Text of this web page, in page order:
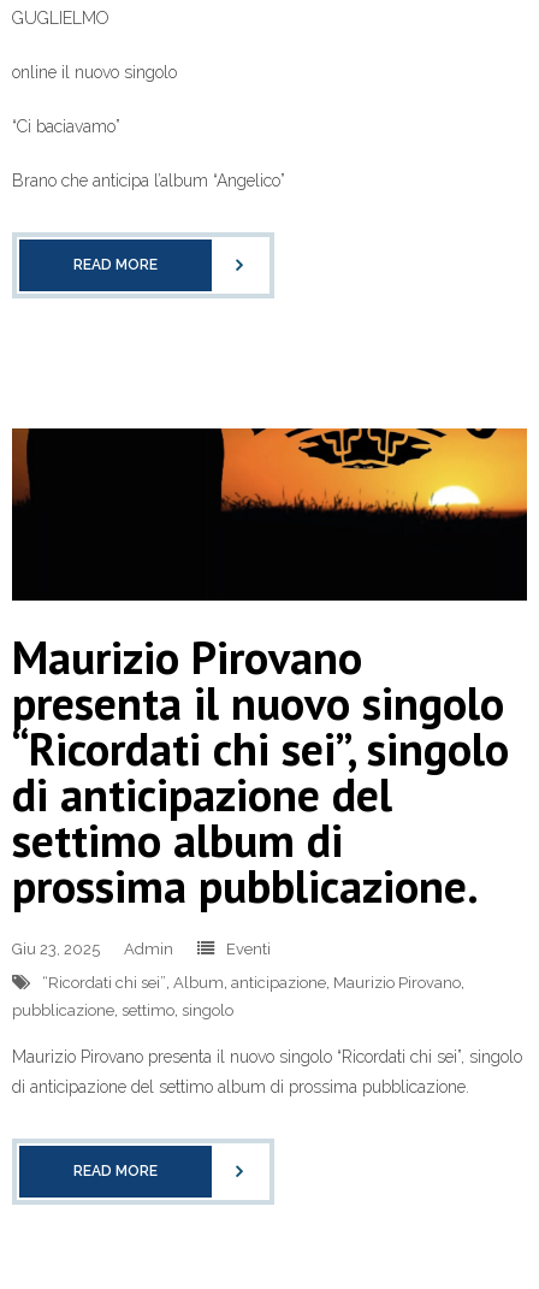
GUGLIELMO
online il nuovo singolo
“Ci baciavamo”
Brano che anticipa l’album “Angelico”
READ MORE
Maurizio Pirovano
presenta il nuovo singolo
“Ricordati chi sei”, singolo
di anticipazione del
settimo album di
prossima pubblicazione.
Giu 23, 2025 Admin
Eventi
“Ricordati chi sei”, Album, anticipazione, Maurizio Pirovano,
pubblicazione, settimo, singolo
Maurizio Pirovano presenta il nuovo singolo “Ricordati chi sei”, singolo
di anticipazione del settimo album di prossima pubblicazione.
READ MORE